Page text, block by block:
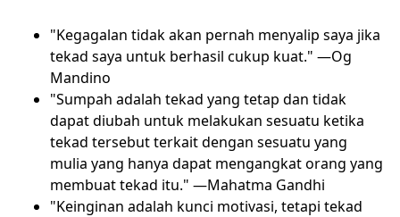
"Kegagalan tidak akan pernah menyalip saya jika
tekad saya untuk berhasil cukup kuat." —Og
Mandino
"Sumpah adalah tekad yang tetap dan tidak
dapat diubah untuk melakukan sesuatu ketika
tekad tersebut terkait dengan sesuatu yang
mulia yang hanya dapat mengangkat orang yang
membuat tekad itu." —Mahatma Gandhi
"Keinginan adalah kunci motivasi, tetapi tekad